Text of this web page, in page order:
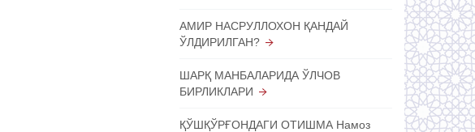
АМИР НАСРУЛЛОХОН ҚАНДАЙ
ЎЛДИРИЛГАН?
ШАРҚ МАНБАЛАРИДА ЎЛЧОВ
БИРЛИКЛАРИ
ҚЎШҚЎРҒОНДАГИ ОТИШМА Намоз